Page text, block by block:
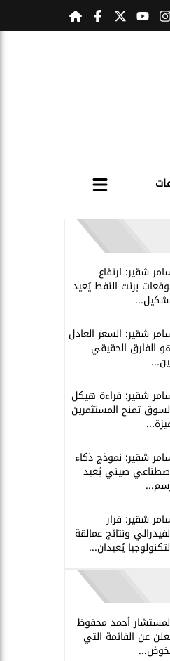
شقير: ارتفاع
برنت النفط يُعيد
شقير: السعر العادل
الفارق الحقيقي
شقير: قراءة هيكل
تمنح المستثمرين
شقير: نموذج ذكاء
صيني يُعيد
شقير: قرار
ونتائج عمالقة
يُعيدان...
أحمد محفوظ
عن القائمة التي